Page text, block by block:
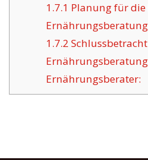
1.7.1 Planung für
1.7.2
Ernährungsberater: